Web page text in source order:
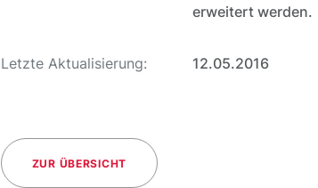
erweitert werden.
Letzte Aktualisierung: 12.05.2016
ZUR ÜBERSICHT